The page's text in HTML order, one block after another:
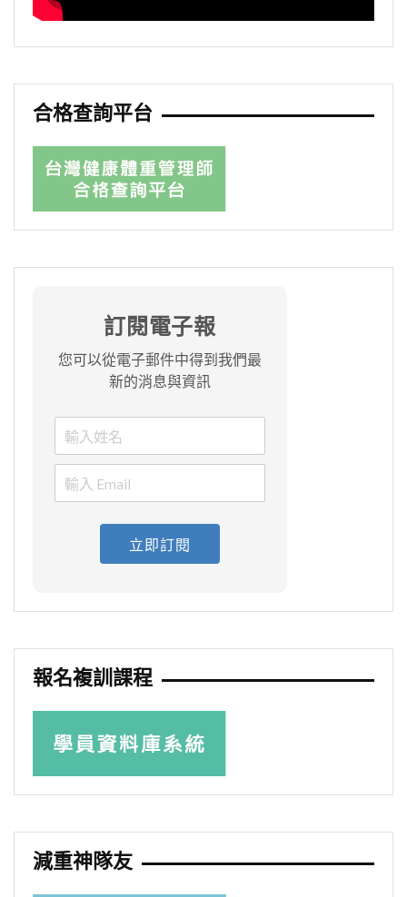
合格查詢平台
訂閱電子報
您可以從電子郵件中得到我們最
新的消息與資訊
立即訂閱
報名複訓課程
減重神隊友